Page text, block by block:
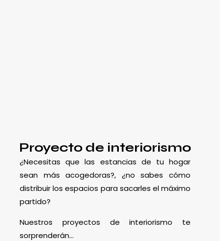
Proyecto de interiorismo
¿Necesitas que las estancias de tu hogar
sean más acogedoras?, ¿no sabes cómo
distribuir los espacios para sacarles el máximo
partido?
Nuestros proyectos de interiorismo te
sorprenderán…